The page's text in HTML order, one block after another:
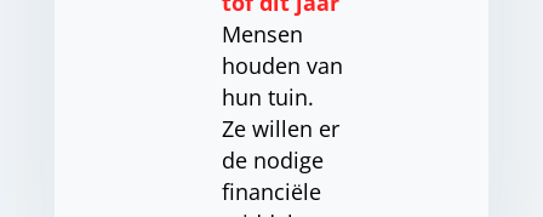
Mensen
houden van
hun tuin.
Ze willen er
de nodige
financiële